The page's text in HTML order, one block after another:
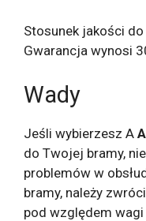
Stosunek jakości
Gwarancja wynosi
Wady
Jeśli wybierzesz A
do Twojej bramy,
problemów w
bramy, należy
pod względem